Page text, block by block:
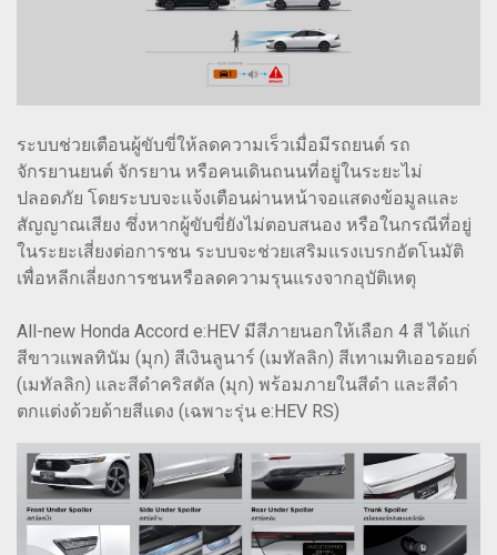
ระบบช่วยเตือนผู้ขับขี่ให้ลดความเร็วเมื่อมีรถยนต์ รถ
จักรยานยนต์ จักรยาน หรือคนเดินถนนที่อยู่ในระยะไม่
ปลอดภัย โดยระบบจะแจ้งเตือนผ่านหน้าจอแสดงข้อมูลและ
สัญญาณเสียง ซึ่งหากผู้ขับขี่ยังไม่ตอบสนอง หรือในกรณีที่อยู่
ในระยะเสี่ยงต่อการชน ระบบจะช่วยเสริมแรงเบรกอัตโนมัติ
เพื่อหลีกเลี่ยงการชนหรือลดความรุนแรงจากอุบัติเหตุ
All-new Honda Accord e:HEV มีสีภายนอกให้เลือก 4 สี ได้แก่
สีขาวแพลทินัม (มุก) สีเงินลูนาร์ (เมทัลลิก) สีเทาเมทิเออรอยด์
(เมทัลลิก) และสีดำคริสตัล (มุก) พร้อมภายในสีดำ และสีดำ
ตกแต่งด้วยด้ายสีแดง (เฉพาะรุ่น e:HEV RS)